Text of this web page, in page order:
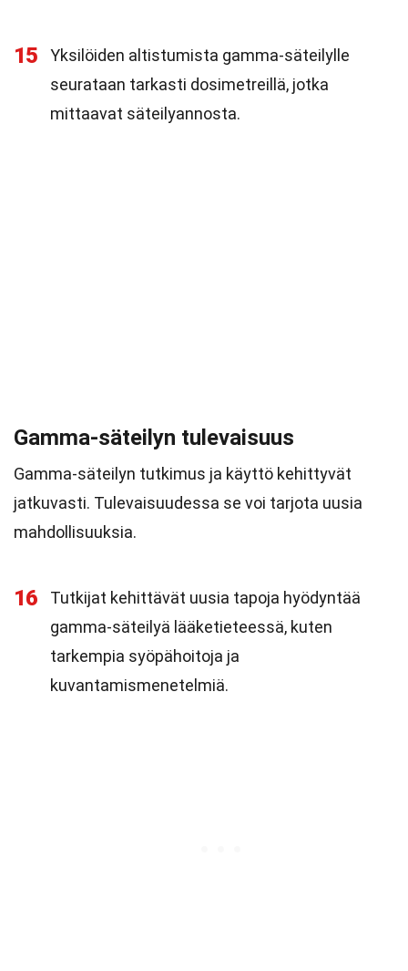
15
Yksilöiden altistumista gamma-säteilylle
seurataan tarkasti dosimetreillä, jotka
mittaavat säteilyannosta.
Gamma-säteilyn tulevaisuus
Gamma-säteilyn tutkimus ja käyttö kehittyvät
jatkuvasti. Tulevaisuudessa se voi tarjota uusia
mahdollisuuksia.
16
Tutkijat kehittävät uusia tapoja hyödyntää
gamma-säteilyä lääketieteessä, kuten
tarkempia syöpähoitoja ja
kuvantamismenetelmiä.